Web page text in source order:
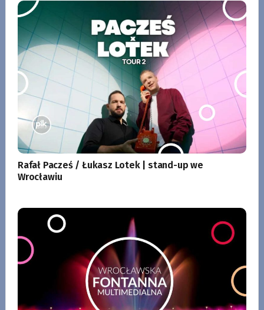
Rafał Pacześ / Łukasz Lotek | stand-up we
Wrocławiu